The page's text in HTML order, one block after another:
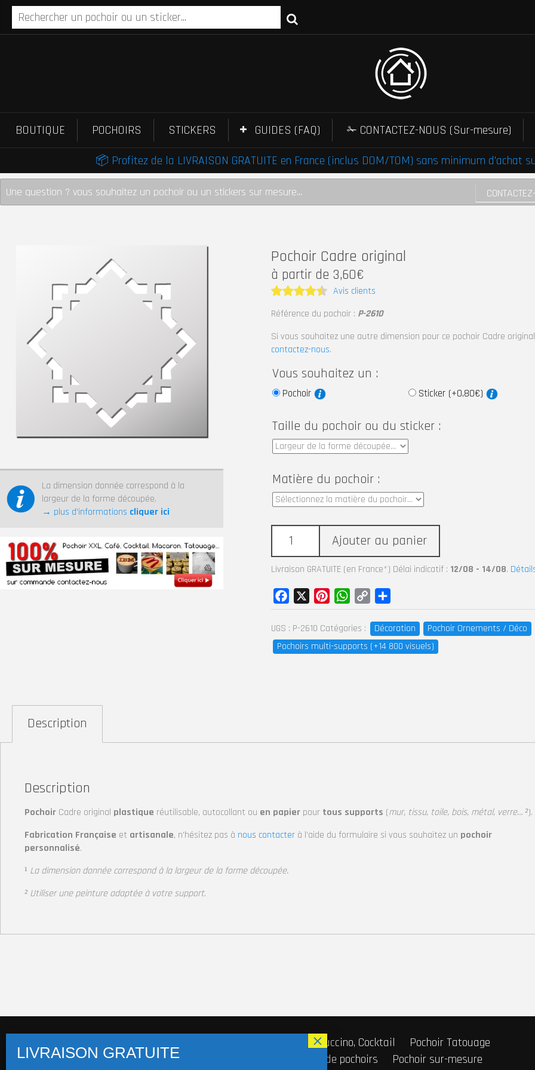
BOUTIQUE POCHOIRS STICKERS GUIDES (FAQ)
✁ CONTACTEZ-NOUS (Sur-mesure)
📦 Profitez de la LIVRAISON GRATUITE en France (inclus DOM/TOM) sans minimum d'achat
Une question ? vous souhaitez un pochoir ou un stickers sur mesure...
La dimension donnée correspond à la
largeur de la forme découpée.
→ plus d’informations cliquer ici
Pochoir Cadre original
à partir de 3,60€
Note 4.5
Avis clients
Référence du pochoir : P-2610
Si vous souhaitez une autre dimension pour ce pochoir Cadre
contactez-nous.
Vous souhaitez un :
Pochoir Sticker (+0,80€)
Taille du pochoir ou du sticker :
Matière du pochoir :
Ajouter au panier
Livraison GRATUITE (en France*) Délai indicatif : 12/08 - 14/08.
UGS : P-2610 Catégories : Décoration
Pochoir Ornements / Déco
Pochoirs multi-supports (+14 800 visuels)
Facebook PinterestWhatsApp
Copy
Link
Description
Description
Pochoir Cadre original plastique réutilisable, autocollant ou en papier pour tous supports (mur, tissu, toile, bois, métal, verre… ²).
Fabrication Française et artisanale, n’hésitez pas à nous contacter à l’aide du formulaire si vous souhaitez un pochoir
personnalisé.
¹ La dimension donnée correspond à la largeur de la forme découpée.
² Utiliser une peinture adaptée à votre support.
Pochoir Café, Cappuccino, Cocktail
Pochoir Tatouage
Pochoir Macaron
Pochoirs Mot/Texte Fabricant de pochoirs
Pochoir sur-mesure